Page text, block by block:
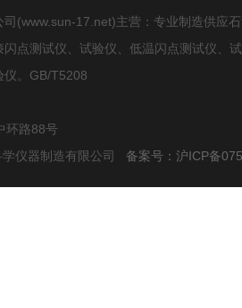
司(www.sun-17.net)主营：专业制造供
点测试仪、试验仪、低温闪点测试仪、
仪。GB/T5208
环路88号
仪器制造有限公司 备案号：沪ICP备